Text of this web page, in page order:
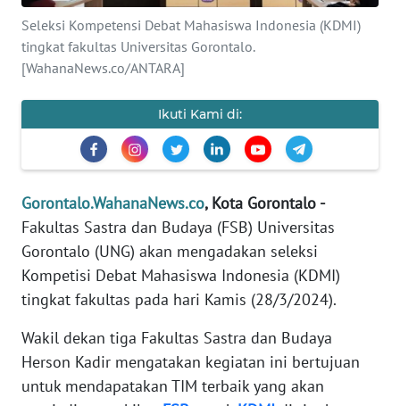
Seleksi Kompetensi Debat Mahasiswa Indonesia (KDMI)
tingkat fakultas Universitas Gorontalo.
[WahanaNews.co/ANTARA]
Ikuti Kami di:
Gorontalo.WahanaNews.co, Kota Gorontalo -
Fakultas Sastra dan Budaya (FSB) Universitas
Gorontalo (UNG) akan mengadakan seleksi
Kompetisi Debat Mahasiswa Indonesia (KDMI)
tingkat fakultas pada hari Kamis (28/3/2024).
Wakil dekan tiga Fakultas Sastra dan Budaya
Herson Kadir mengatakan kegiatan ini bertujuan
untuk mendapatakan TIM terbaik yang akan
INFO
IKLAN
SIBER
REDAKSI
KARIR
DISCLAIMER
Wahana